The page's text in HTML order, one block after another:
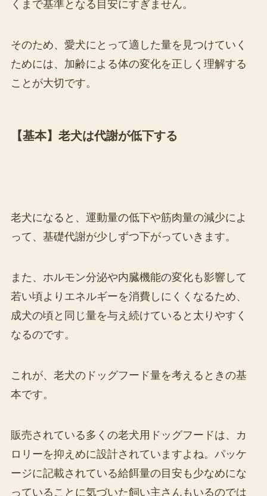
くまで基準となる目安にすぎません。
そのため、愛犬にとって適した量を見つけていく
ためには、加齢による体の変化を正しく理解する
ことが大切です。
【基本】老犬は代謝が低下する
老犬になると、運動量の低下や筋肉量の減少によ
って、基礎代謝が少しずつ下がっていきます。
また、ホルモン分泌や内臓機能の変化も影響して
若い頃よりエネルギーを消費しにくくなるため、
成犬の頃と同じ量を与え続けていると太りやすく
なるのです。
これが、老犬のドッグフード量を考えるときの基
本です。
販売されている多くの老犬用ドッグフードは、カ
ロリーを抑えめに設計されていますよね。パッケ
ージに記載されている給餌量の目安も少なめにな
っていることに気づいた飼い主さんもいるのでは